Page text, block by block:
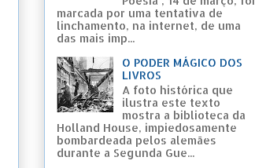
marcada por uma tentativa de
linchamento, na internet, de uma
das mais imp...
O PODER MÁGICO DOS
LIVROS
A foto histórica que
ilustra este texto
mostra a biblioteca da
Holland House, impiedosamente
bombardeada pelos alemães
durante a Segunda Gue...